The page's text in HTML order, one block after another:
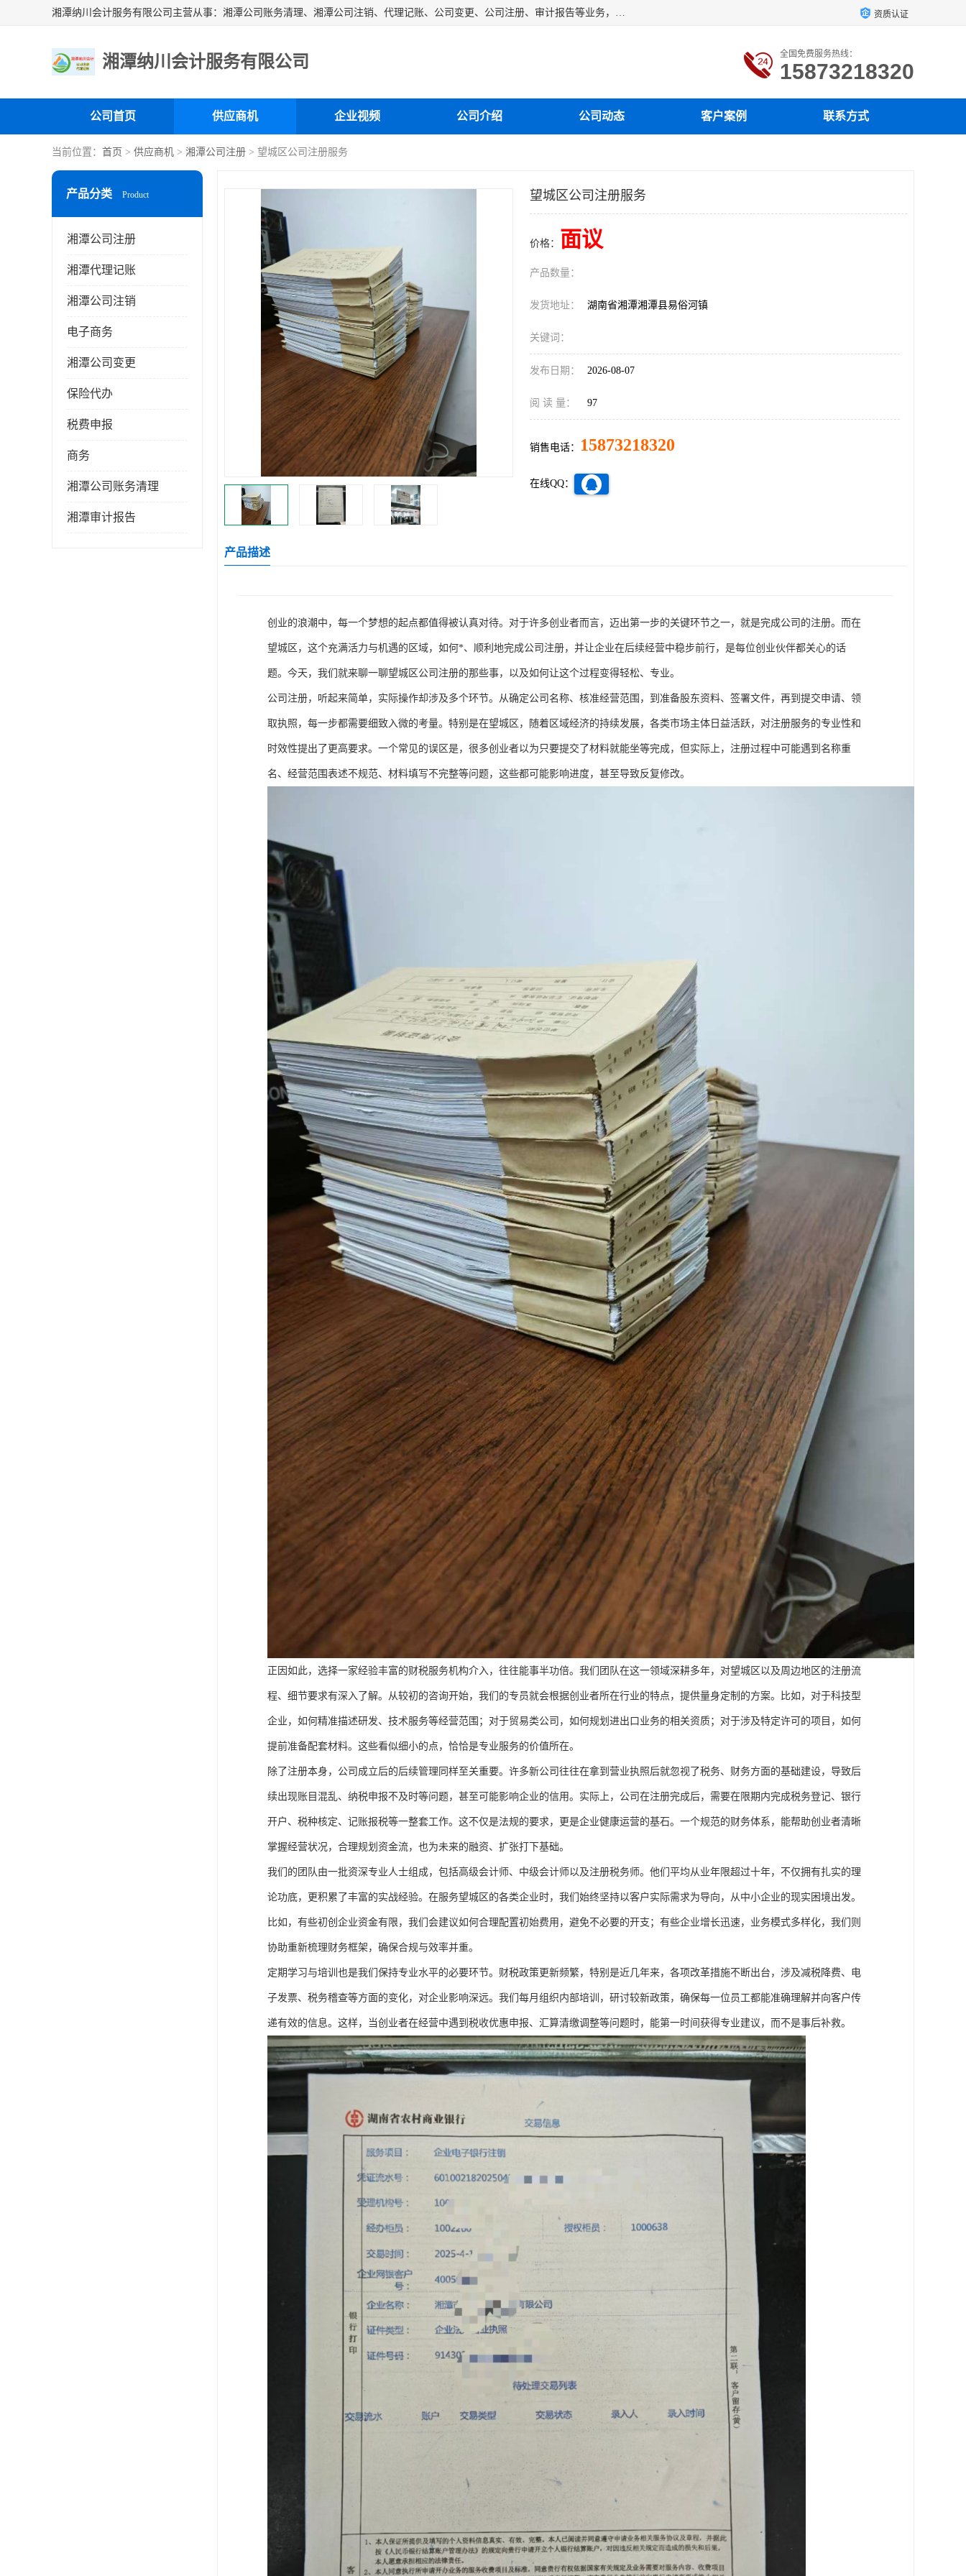
湘潭纳川会计服务有限公司主营从事：湘潭公司账务清理、湘潭公司注销、代理记账、公司变更、公司注册、审计报告等业务，公司设立有专门的代理注册部门，现有工商代办专员，部门经理从事工商代办多年，对各地区公司注册、公司变更、进出口业务等流程以及各行业公司注册、变更所需注意的细节都非常熟悉。 资质认证
湘潭纳川会计服务有限公司 全国免费服务热线：
15873218320
公司首页 供应商机 企业视频 公司介绍 公司动态 客户案例 联系方式
当前位置： 首页 > 供应商机 > 湘潭公司注册 > 望城区公司注册服务
产品分类 Product
湘潭公司注册
湘潭代理记账
湘潭公司注销
电子商务
湘潭公司变更
保险代办
税费申报
商务
湘潭公司账务清理
湘潭审计报告
望城区公司注册服务
价格： 面议
产品数量：
发货地址： 湖南省湘潭湘潭县易俗河镇
关键词：
发布日期： 2026-08-07
阅 读 量： 97
销售电话： 15873218320
在线QQ：
产品描述
创业的浪潮中，每一个梦想的起点都值得被认真对待。对于许多创业者而言，迈出第一步的关键环节之一，就是完成公司的注册。而在
望城区，这个充满活力与机遇的区域，如何*、顺利地完成公司注册，并让企业在后续经营中稳步前行，是每位创业伙伴都关心的话
题。今天，我们就来聊一聊望城区公司注册的那些事，以及如何让这个过程变得轻松、专业。
公司注册，听起来简单，实际操作却涉及多个环节。从确定公司名称、核准经营范围，到准备股东资料、签署文件，再到提交申请、领
取执照，每一步都需要细致入微的考量。特别是在望城区，随着区域经济的持续发展，各类市场主体日益活跃，对注册服务的专业性和
时效性提出了更高要求。一个常见的误区是，很多创业者以为只要提交了材料就能坐等完成，但实际上，注册过程中可能遇到名称重
名、经营范围表述不规范、材料填写不完整等问题，这些都可能影响进度，甚至导致反复修改。
正因如此，选择一家经验丰富的财税服务机构介入，往往能事半功倍。我们团队在这一领域深耕多年，对望城区以及周边地区的注册流
程、细节要求有深入了解。从较初的咨询开始，我们的专员就会根据创业者所在行业的特点，提供量身定制的方案。比如，对于科技型
企业，如何精准描述研发、技术服务等经营范围；对于贸易类公司，如何规划进出口业务的相关资质；对于涉及特定许可的项目，如何
提前准备配套材料。这些看似细小的点，恰恰是专业服务的价值所在。
除了注册本身，公司成立后的后续管理同样至关重要。许多新公司往往在拿到营业执照后就忽视了税务、财务方面的基础建设，导致后
续出现账目混乱、纳税申报不及时等问题，甚至可能影响企业的信用。实际上，公司在注册完成后，需要在限期内完成税务登记、银行
开户、税种核定、记账报税等一整套工作。这不仅是法规的要求，更是企业健康运营的基石。一个规范的财务体系，能帮助创业者清晰
掌握经营状况，合理规划资金流，也为未来的融资、扩张打下基础。
我们的团队由一批资深专业人士组成，包括高级会计师、中级会计师以及注册税务师。他们平均从业年限超过十年，不仅拥有扎实的理
论功底，更积累了丰富的实战经验。在服务望城区的各类企业时，我们始终坚持以客户实际需求为导向，从中小企业的现实困境出发。
比如，有些初创企业资金有限，我们会建议如何合理配置初始费用，避免不必要的开支；有些企业增长迅速，业务模式多样化，我们则
协助重新梳理财务框架，确保合规与效率并重。
定期学习与培训也是我们保持专业水平的必要环节。财税政策更新频繁，特别是近几年来，各项改革措施不断出台，涉及减税降费、电
子发票、税务稽查等方面的变化，对企业影响深远。我们每月组织内部培训，研讨较新政策，确保每一位员工都能准确理解并向客户传
递有效的信息。这样，当创业者在经营中遇到税收优惠申报、汇算清缴调整等问题时，能第一时间获得专业建议，而不是事后补救。